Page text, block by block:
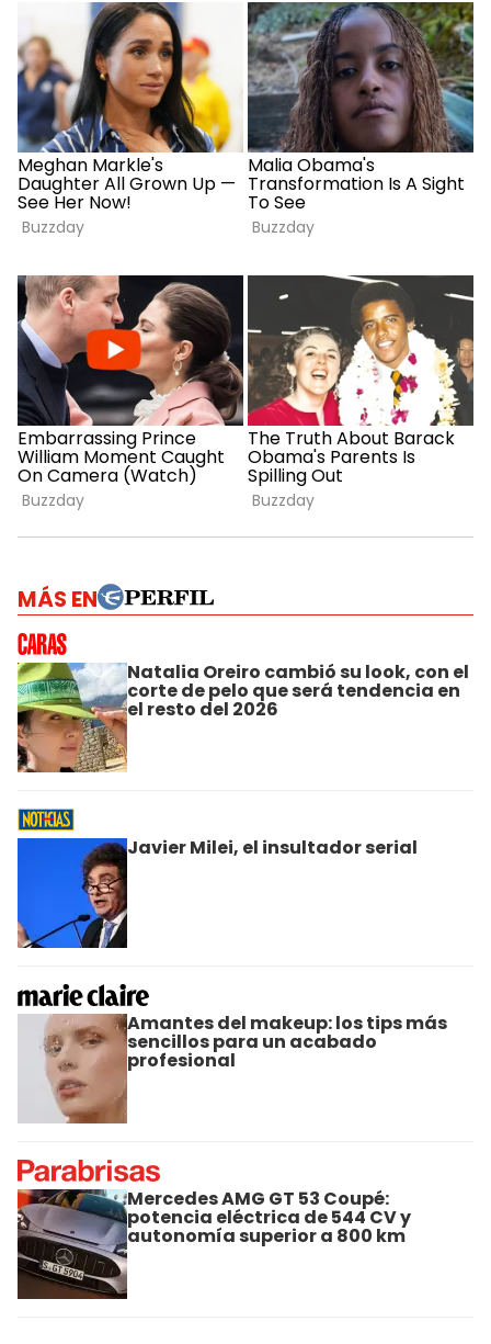
MÁS EN
Natalia Oreiro cambió su look, con el
corte de pelo que será tendencia en
el resto del 2026
Javier Milei, el insultador serial
Amantes del makeup: los tips más
sencillos para un acabado
profesional
Mercedes AMG GT 53 Coupé:
potencia eléctrica de 544 CV y
autonomía superior a 800 km